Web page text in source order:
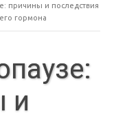
причины и последствия
гормона
и